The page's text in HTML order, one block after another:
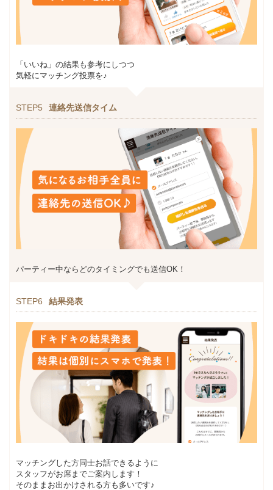
「いいね」の結果も参考にしつつ
気軽にマッチング投票を♪
STEP5 連絡先送信タイム
パーティー中ならどのタイミングでも送信OK！
STEP6 結果発表
マッチングした方同士お話できるように
スタッフがお席までご案内します！
そのままお出かけされる方も多いです♪